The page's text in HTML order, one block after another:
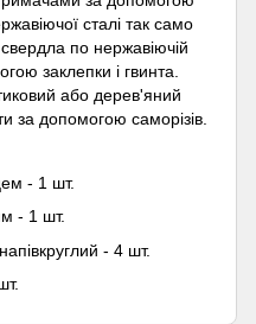
сталі так само
по нержавіючій
заклепки і гвинта.
або дерев'яний
за допомогою саморізів.
- 1 шт.
- 1 шт.
- 4 шт.